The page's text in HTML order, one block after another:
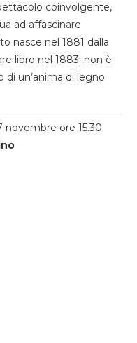
coinvolgente,
ad affascinare
nasce nel 1881 dalla
libro nel 1883. non è
di un’anima di legno
novembre ore 15.30